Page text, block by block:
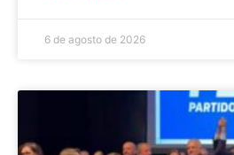
6 de agosto de 2026